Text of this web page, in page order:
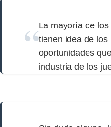
La mayoría de
tienen idea de los
oportunidades
industria de los